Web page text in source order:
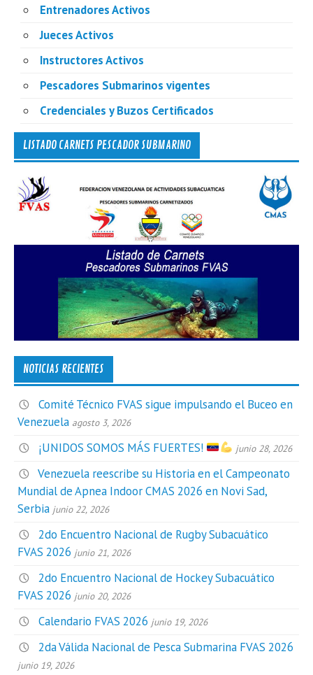
Entrenadores Activos
Jueces Activos
Instructores Activos
Pescadores Submarinos vigentes
Credenciales y Buzos Certificados
LISTADO CARNETS PESCADOR SUBMARINO
NOTICIAS RECIENTES
Comité Técnico FVAS sigue impulsando el Buceo en
Venezuela agosto 3, 2026
¡UNIDOS SOMOS MÁS FUERTES! junio 28, 2026
Venezuela reescribe su Historia en el Campeonato
Mundial de Apnea Indoor CMAS 2026 en Novi Sad,
Serbia junio 22, 2026
2do Encuentro Nacional de Rugby Subacuático
FVAS 2026 junio 21, 2026
2do Encuentro Nacional de Hockey Subacuático
FVAS 2026 junio 20, 2026
Calendario FVAS 2026 junio 19, 2026
2da Válida Nacional de Pesca Submarina FVAS 2026
junio 19, 2026